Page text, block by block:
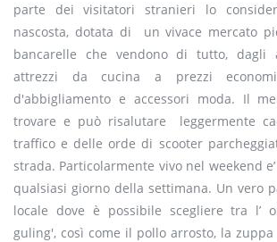
parte dei visitatori stranieri lo
nascosta, dotata di un vivace mercato
bancarelle che vendono di tutto,
attrezzi da cucina a prezzi
d'abbigliamento e accessori moda. Il
trovare e può risalutare leggermente
traffico e delle orde di scooter
strada. Particolarmente vivo nel weekend
qualsiasi giorno della settimana. Un vero
locale dove è possibile scegliere tra l’
guling', così come il pollo arrosto, la